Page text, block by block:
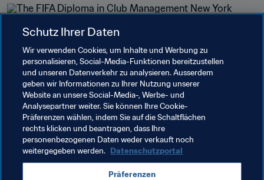
Verwandte Themen
Förderung des Fussballs Recht
FIFA-Präsident Organisation USA
Concacaf
Schutz Ihrer Daten
Wir verwenden Cookies, um Inhalte und Werbung zu
personalisieren, Social-Media-Funktionen bereitzustellen
und unseren Datenverkehr zu analysieren. Ausserdem
geben wir Informationen zu Ihrer Nutzung unserer
Website an unsere Social-Media-, Werbe- und
Analysepartner weiter. Sie können Ihre Cookie-
Präferenzen wählen, indem Sie auf die Schaltflächen
rechts klicken und beantragen, dass Ihre
personenbezogenen Daten weder verkauft noch
weitergegeben werden. Datenschutzportal
Präferenzen